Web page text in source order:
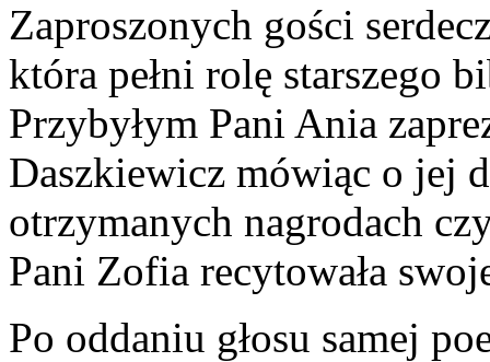
Zaproszonych gości
która pełni rolę starszego
Przybyłym Pani Ania
Daszkiewicz mówiąc o jej
otrzymanych nagrodach
Pani Zofia recytowała
Po oddaniu głosu samej